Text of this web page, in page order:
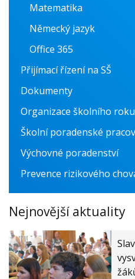
Matematika
Německý jazyk
Office 365
Přijímací řízení na SŠ
Dokumenty
Organizace školního roku
Školní poradenské
Výchovné poradenství
Prevence rizikového
Nejnovější aktuality